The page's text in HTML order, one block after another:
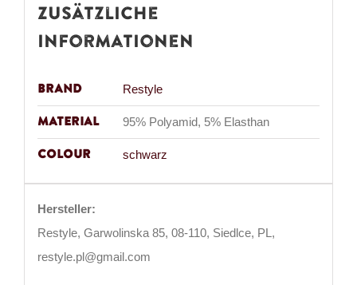
Zusätzliche
Informationen
Brand Restyle
Material 95% Polyamid, 5% Elasthan
Colour schwarz
Hersteller:
Restyle, Garwolinska 85, 08-110, Siedlce, PL,
restyle.pl@gmail.com